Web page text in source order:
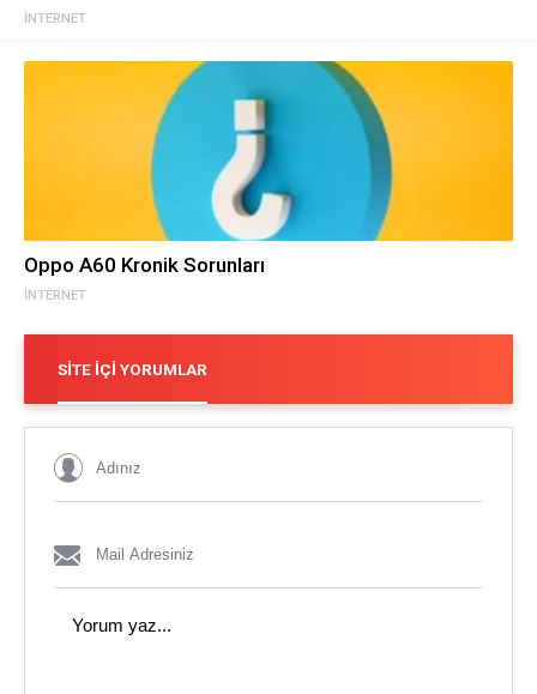
İNTERNET
İNTERNET
Oppo A60 Kronik Sorunları
SITE İÇI YORUMLAR